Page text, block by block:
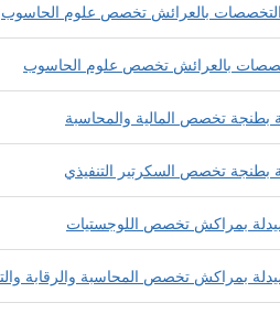
التخصصات بالعرائش تخصص علوم الحاسوب
بالعرائش تخصص علوم الحاسوب
بطنجة تخصص المالية والمحاسبة
بطنجة تخصص السكرتير التنفيذي
بمراكش تخصص اللوجستيات
بمراكش تخصص المحاسبة والرقابة